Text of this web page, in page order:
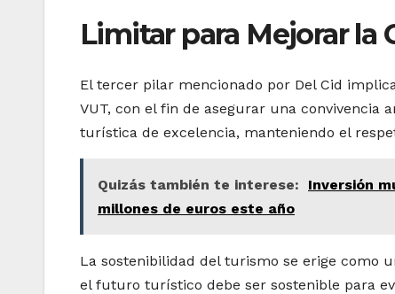
Limitar para Mejorar la
El tercer pilar mencionado por Del Cid
VUT, con el fin de asegurar una convivencia
turística de excelencia, manteniendo el
Quizás también te interese:
Inversión
millones de euros este año
La sostenibilidad del turismo se erige como
el futuro turístico debe ser sostenible para